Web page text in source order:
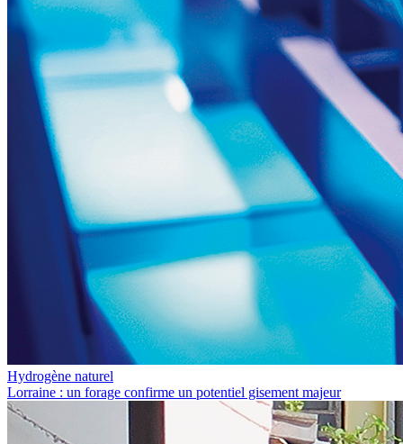
Hydrogène naturel
Lorraine : un forage confirme un potentiel gisement majeur